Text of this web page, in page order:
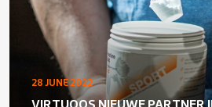
28 JUNE 2022